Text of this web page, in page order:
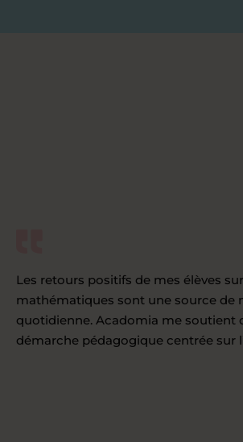
Les retours positifs de mes élèves
mathématiques sont une source de
quotidienne. Acadomia me soutient
démarche pédagogique centrée sur